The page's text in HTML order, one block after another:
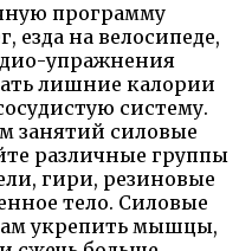
программу
езда на велосипеде,
упражнения
лишние калории
систему.
занятий силовые
различные группы
гири, резиновые
тело. Силовые
укрепить мышцы,